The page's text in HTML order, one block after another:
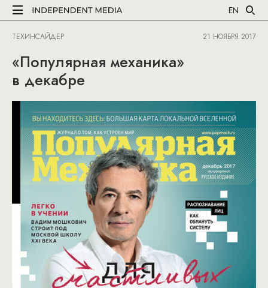
EN
ТЕХИНСАЙДЕР 21 НОЯБРЯ 2017
«Популярная механика»
в декабре